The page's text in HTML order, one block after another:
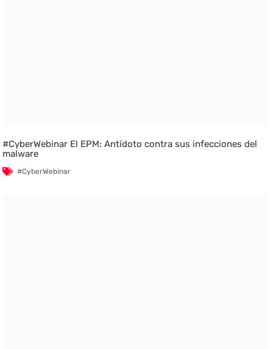
#CyberWebinar El EPM: Antídoto contra sus infecciones del
malware
#CyberWebinar